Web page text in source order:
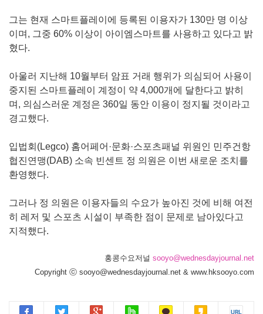
그는 현재 스마트플레이에 등록된 이용자가 130만 명 이상
이며, 그중 60% 이상이 아이엠스마트를 사용하고 있다고 밝
혔다.
아울러 지난해 10월부터 암표 거래 행위가 의심되어 사용이
중지된 스마트플레이 계정이 약 4,000개에 달한다고 밝히
며, 의심스러운 계정은 360일 동안 이용이 정지될 것이라고
경고했다.
입법회(Legco) 홈어페어·문화·스포츠패널 위원인 민주건항
협진연맹(DAB) 소속 빈센트 정 의원은 이번 새로운 조치를
환영했다.
그러나 정 의원은 이용자들의 수요가 높아진 것에 비해 여전
히 레저 및 스포츠 시설이 부족한 점이 문제로 남아있다고
지적했다.
홍콩수요저널 sooyo@wednesdayjournal.net
Copyright ⓒ sooyo@wednesdayjournal.net & www.hksooyo.com